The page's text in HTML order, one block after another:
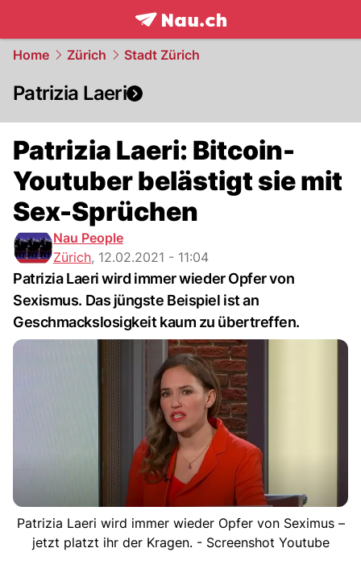
frontpage.NAU.ch
Home Zürich Stadt Zürich
Patrizia Laeri
Patrizia Laeri: Bitcoin-
Youtuber belästigt sie mit
Sex-Sprüchen
Nau People
Zürich, 12.02.2021 - 11:04
Patrizia Laeri wird immer wieder Opfer von
Sexismus. Das jüngste Beispiel ist an
Geschmackslosigkeit kaum zu übertreffen.
Patrizia Laeri wird immer wieder Opfer von Seximus –
jetzt platzt ihr der Kragen. - Screenshot Youtube